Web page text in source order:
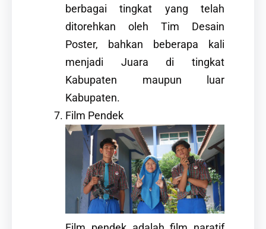
berbagai tingkat yang telah
ditorehkan oleh Tim Desain
Poster, bahkan beberapa kali
menjadi Juara di tingkat
Kabupaten maupun luar
Kabupaten.
Film Pendek